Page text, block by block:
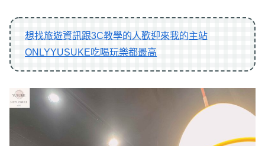
想找旅遊資訊跟3C教學的人歡迎來我的主站
ONLYYUSUKE吃喝玩樂都最高